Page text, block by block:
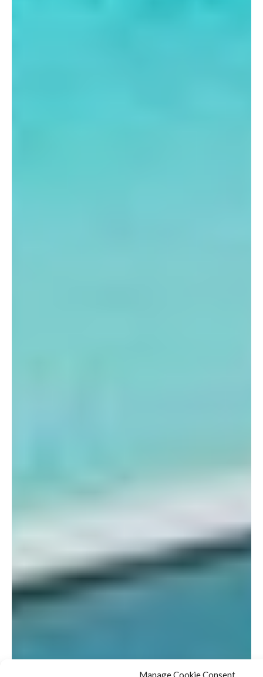
Manage Cookie Consent